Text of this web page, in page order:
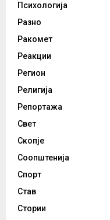
Психологија
Разно
Ракомет
Реакции
Регион
Религија
Репортажа
Свет
Скопје
Соопштенија
Спорт
Став
Стории